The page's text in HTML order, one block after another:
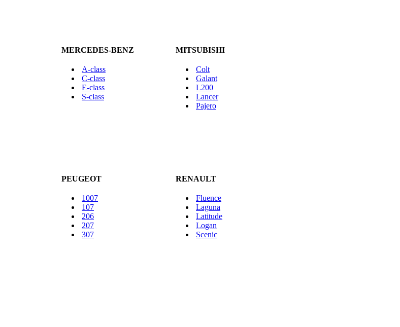
MERCEDES-BENZ MITSUBISHI
A-class
C-class
E-class
S-class
Colt
Galant
L200
Lancer
Pajero
PEUGEOT RENAULT
1007
107
206
207
307
Fluence
Laguna
Latitude
Logan
Scenic